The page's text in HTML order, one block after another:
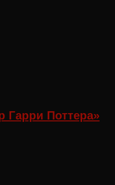
Поттера»